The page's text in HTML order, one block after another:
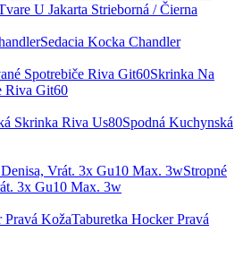
U Jakarta Strieborná / Čierna
Sedacia Kocka Chandler
Skrinka Na
Riva Git60
Spodná Kuchynská
Stropné
3x Gu10 Max. 3w
Taburetka Hocker Pravá